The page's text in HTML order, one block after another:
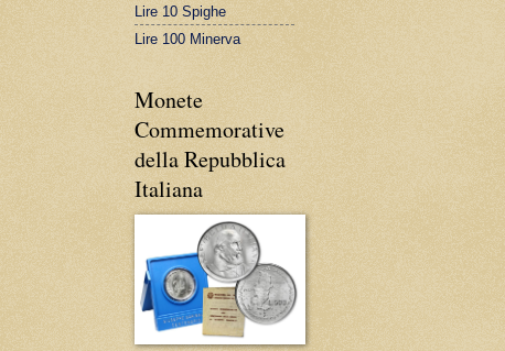
Lire 10 Spighe
Lire 100 Minerva
Monete
Commemorative
della Repubblica
Italiana